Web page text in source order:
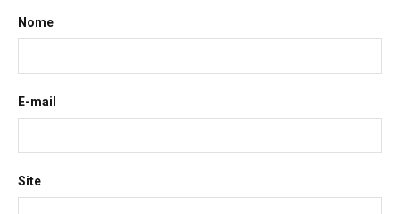
Nome
E-mail
Site